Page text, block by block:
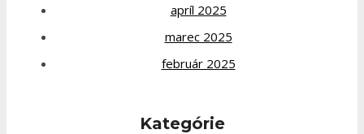
apríl 2025
marec 2025
február 2025
Kategórie